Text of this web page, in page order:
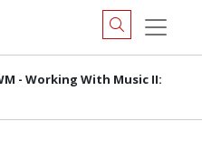
- Working With Music II: